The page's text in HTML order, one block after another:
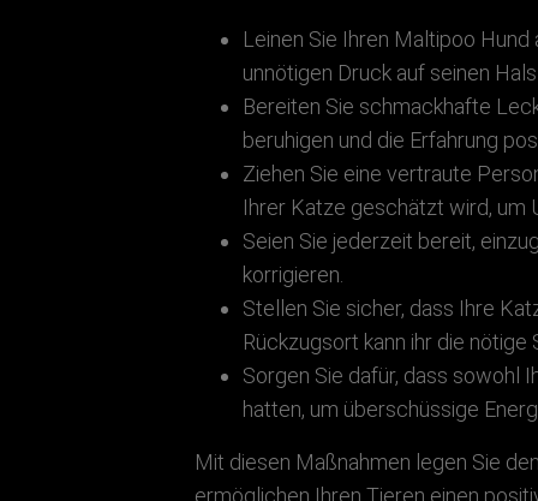
Leinen Sie Ihren Maltipoo
unnötigen Druck auf seinen
Bereiten Sie schmackhafte
beruhigen und die Erfahrung
Ziehen Sie eine vertraute
Ihrer Katze geschätzt wird, um
Seien Sie jederzeit bereit,
korrigieren.
Stellen Sie sicher, dass Ihre
Rückzugsort kann ihr die nötige
Sorgen Sie dafür, dass sowohl
hatten, um überschüssige
Mit diesen Maßnahmen legen Sie
ermöglichen Ihren Tieren einen